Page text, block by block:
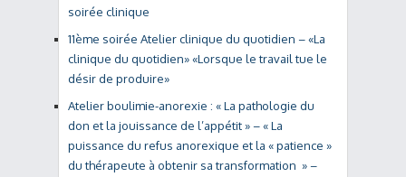
soirée clinique
11ème soirée Atelier clinique du quotidien – «La
clinique du quotidien» «Lorsque le travail tue le
désir de produire»
Atelier boulimie-anorexie : « La pathologie du
don et la jouissance de l’appétit » – « La
puissance du refus anorexique et la « patience »
du thérapeute à obtenir sa transformation » –